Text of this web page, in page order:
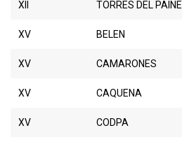
XII TORRES DEL PAINE
XV BELEN
XV CAMARONES
XV CAQUENA
XV CODPA